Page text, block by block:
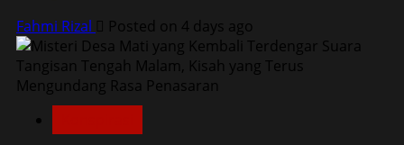
Fahmi Rizal Posted on 4 days ago